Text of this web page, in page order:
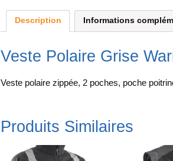
Description Informations
Veste Polaire Grise
Veste polaire zippée, 2 poches, poche
Produits Similaires